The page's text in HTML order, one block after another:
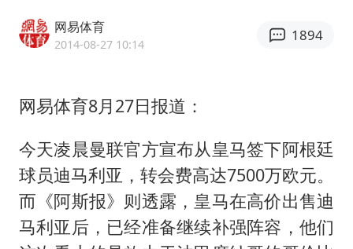
国足U17与阿森纳决赛取消 并列冠军
王艺迪无缘横滨赛决赛
泰国：高度重视中国游客旅游体验
上海大部迎大暴雨
网易体育
2014-08-27 10:14
1894
网易体育8月27日报道：
今天凌晨曼联官方宣布从皇马签下阿根廷
球员迪马利亚，转会费高达7500万欧元。
而《阿斯报》则透露，皇马在高价出售迪
马利亚后，已经准备继续补强阵容，他们